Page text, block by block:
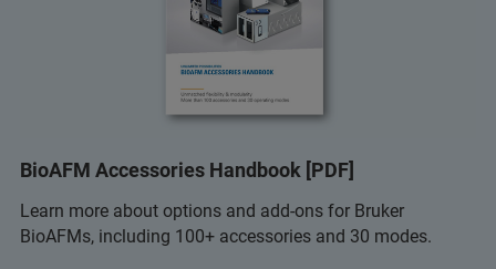
BioAFM Accessories Handbook [PDF]
Learn more about options and add-ons for Bruker
BioAFMs, including 100+ accessories and 30 modes.